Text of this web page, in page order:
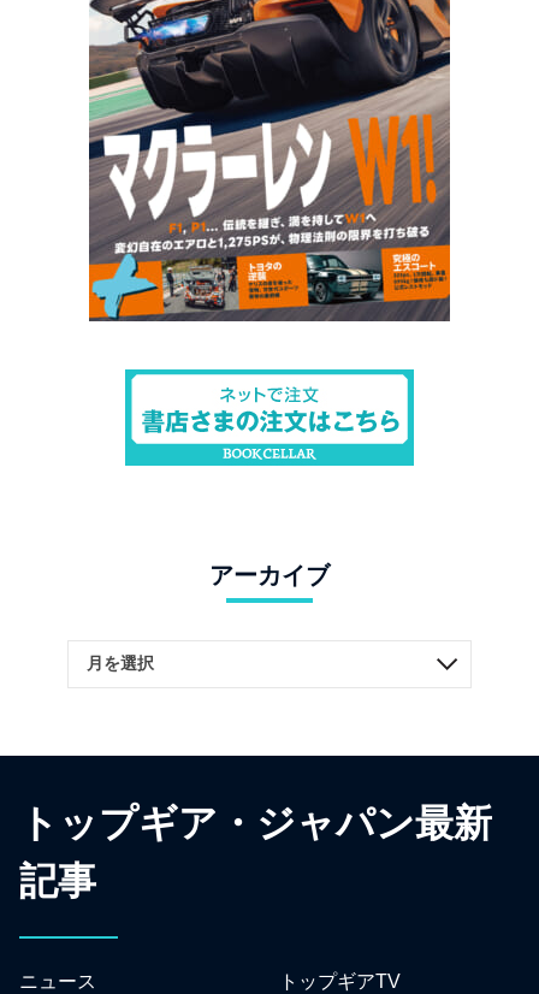
アーカイブ
トップギア・ジャパン最新
記事
ニュース トップギアTV